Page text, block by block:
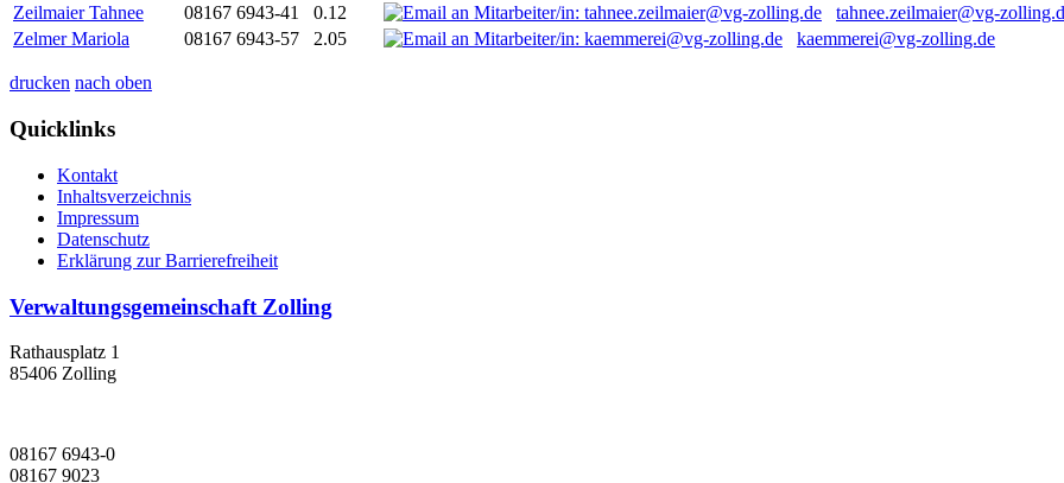
Zeilmaier Tahnee
08167 6943-41 0.12
tahnee.zeilmaier@vg-
Zelmer Mariola
08167 6943-57 2.05 kaemmerei@vg-zolling.de
drucken nach oben
Quicklinks
Kontakt
Inhaltsverzeichnis
Impressum
Datenschutz
Erklärung zur Barrierefreiheit
Verwaltungsgemeinschaft Zolling
Rathausplatz 1
85406 Zolling
08167 6943-0
08167 9023